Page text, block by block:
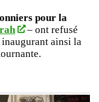
pour la
– ont refusé
ainsi la